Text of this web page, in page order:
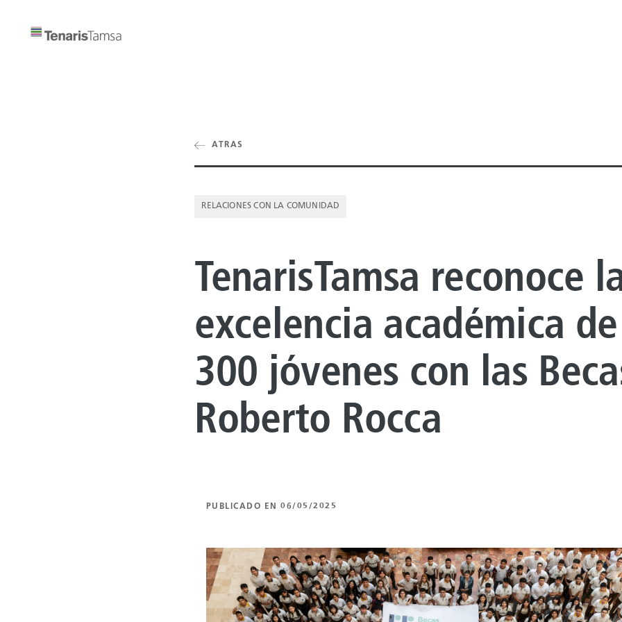
ATRAS
RELACIONES CON LA COMUNIDAD
TenarisTamsa reconoce
excelencia académica de
300 jóvenes con las
Roberto Rocca
PUBLICADO EN 06/05/2025